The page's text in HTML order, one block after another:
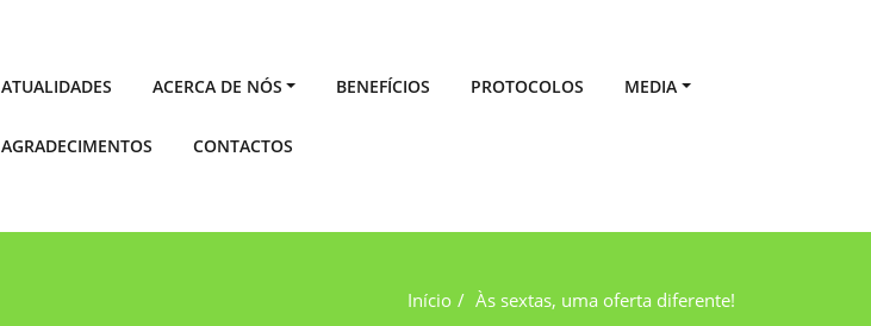
ATUALIDADES ACERCA DE NÓS BENEFÍCIOS PROTOCOLOS MEDIA
AGRADECIMENTOS CONTACTOS
Início Às sextas, uma oferta diferente!